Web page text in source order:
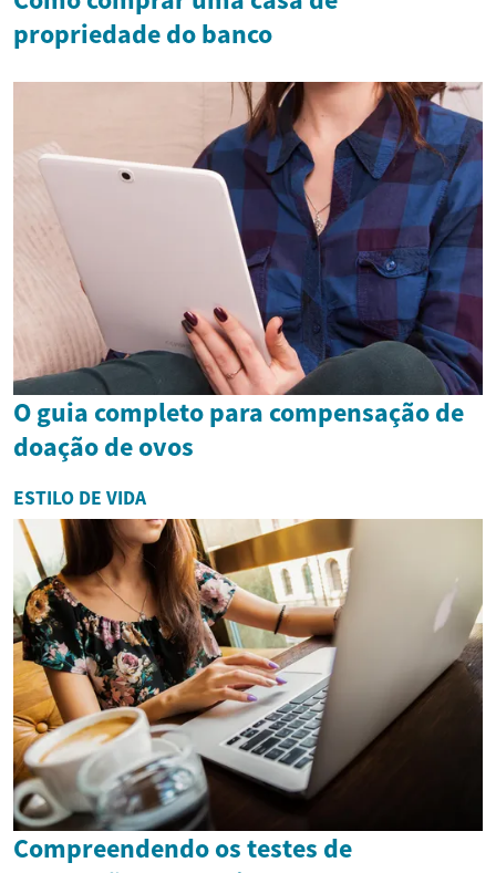
propriedade do banco
O guia completo para compensação de
doação de ovos
ESTILO DE VIDA
Compreendendo os testes de